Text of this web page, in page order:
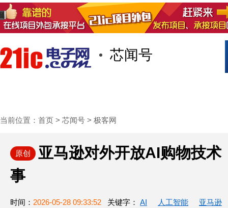
芯闻号
当前位置： 首页 > 芯闻号 > 极客网
原创
亚马逊对外开放AI购物技
事
时间： 2026-05-28 09:33:52 关键字： AI 人工智能 亚马逊